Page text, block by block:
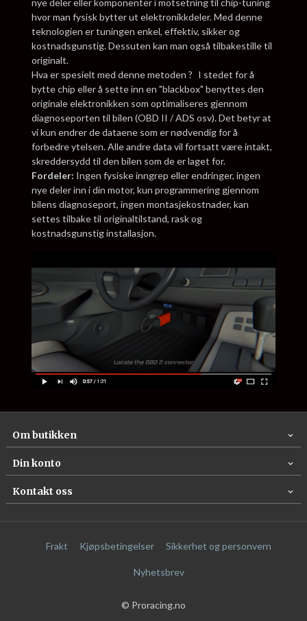
nye deler eller komponenter i motsetning til chip-tuning
hvor man fysisk bytter ut elektronikkdeler. Med denne
teknologien er tuningen enkel, effektiv, sikker og
kostnadsgunstig. Dessuten kan man også tilbakestille til
originalt.
Hva er spesielt med denne metoden ? I stedet for å
bytte chip eller å sette inn en "blackbox" benyttes den
originale elektronikken som optimaliseres gjennom
diagnoseporten til bilen (OBD II / ADS osv). Det betyr at
vi kun endrer de dataene som er nødvendig for å
forbedre ytelsen. Alle andre data vil fortsatt være intakt,
skreddersydd til den bilen som de er laget for.
Fordeler: Ingen fysiske inngrep eller endringer, ingen
nye deler inn i din motor, kun programmering gjennom
bilens diagnoseport, ingen montasjekostnader, kan
settes tilbake til originaltilstand, rask og
kostnadsgunstig installasjon.
Om butikken
Din konto
Kontakt oss
Frakt Kjøpsbetingelser Sikkerhet og personvern
Nyhetsbrev
© Proracing.no